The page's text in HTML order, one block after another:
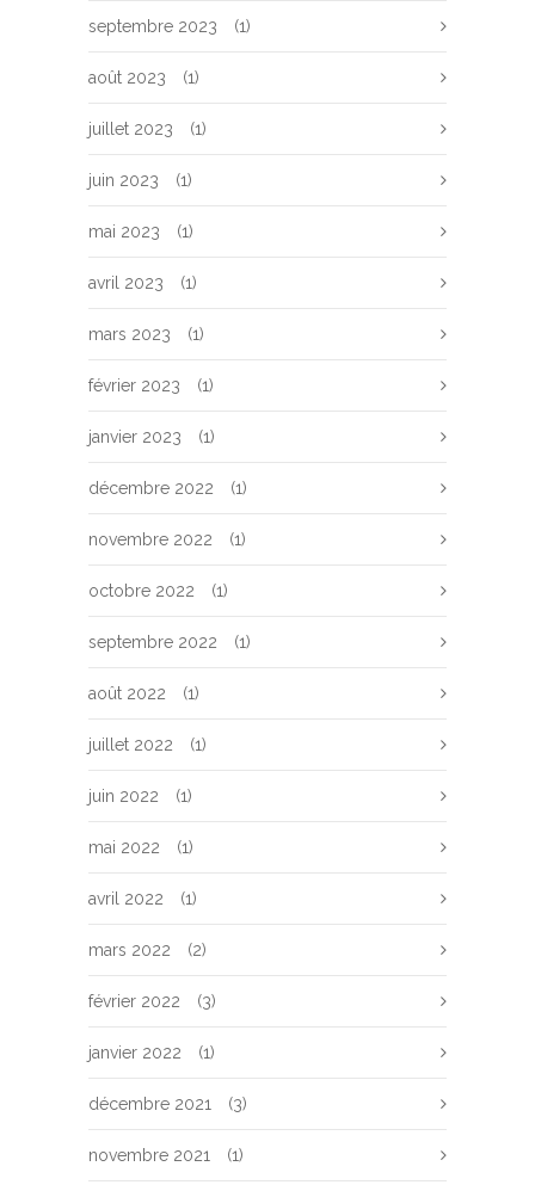
septembre 2023 (1)
août 2023 (1)
juillet 2023 (1)
juin 2023 (1)
mai 2023 (1)
avril 2023 (1)
mars 2023 (1)
février 2023 (1)
janvier 2023 (1)
décembre 2022 (1)
novembre 2022 (1)
octobre 2022 (1)
septembre 2022 (1)
août 2022 (1)
juillet 2022 (1)
juin 2022 (1)
mai 2022 (1)
avril 2022 (1)
mars 2022 (2)
février 2022 (3)
janvier 2022 (1)
décembre 2021 (3)
novembre 2021 (1)